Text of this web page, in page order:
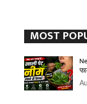
MOST